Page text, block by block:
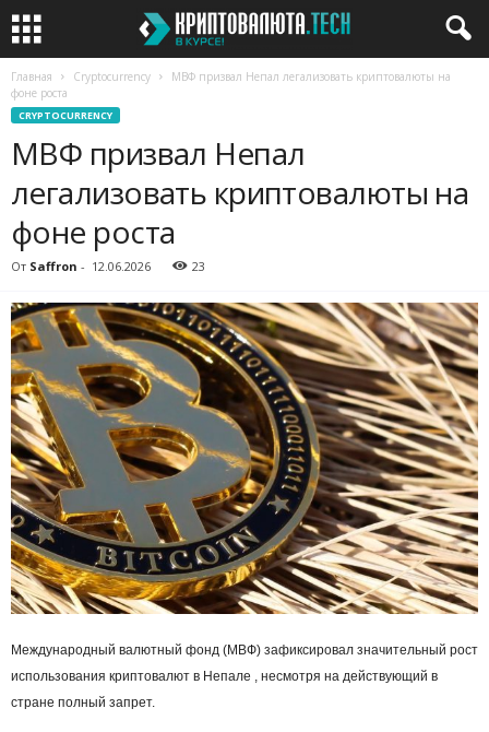
Главная Cryptocurrency
МВФ призвал Непал легализовать криптовалюты на
фоне роста
CRYPTOCURRENCY
МВФ призвал Непал
легализовать криптовалюты на
фоне роста
От Saffron - 12.06.2026 23
Международный валютный фонд (МВФ) зафиксировал значительный рост
использования криптовалют в Непале , несмотря на действующий в
стране полный запрет.